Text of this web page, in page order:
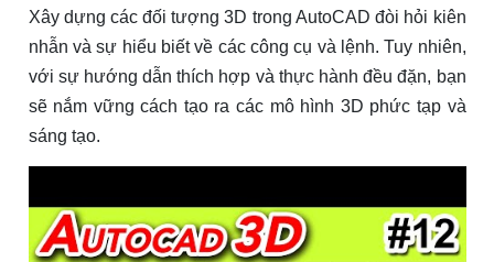
Xây dựng các đối tượng 3D trong AutoCAD đòi hỏi kiên
nhẫn và sự hiểu biết về các công cụ và lệnh. Tuy nhiên,
với sự hướng dẫn thích hợp và thực hành đều đặn, bạn
sẽ nắm vững cách tạo ra các mô hình 3D phức tạp và
sáng tạo.